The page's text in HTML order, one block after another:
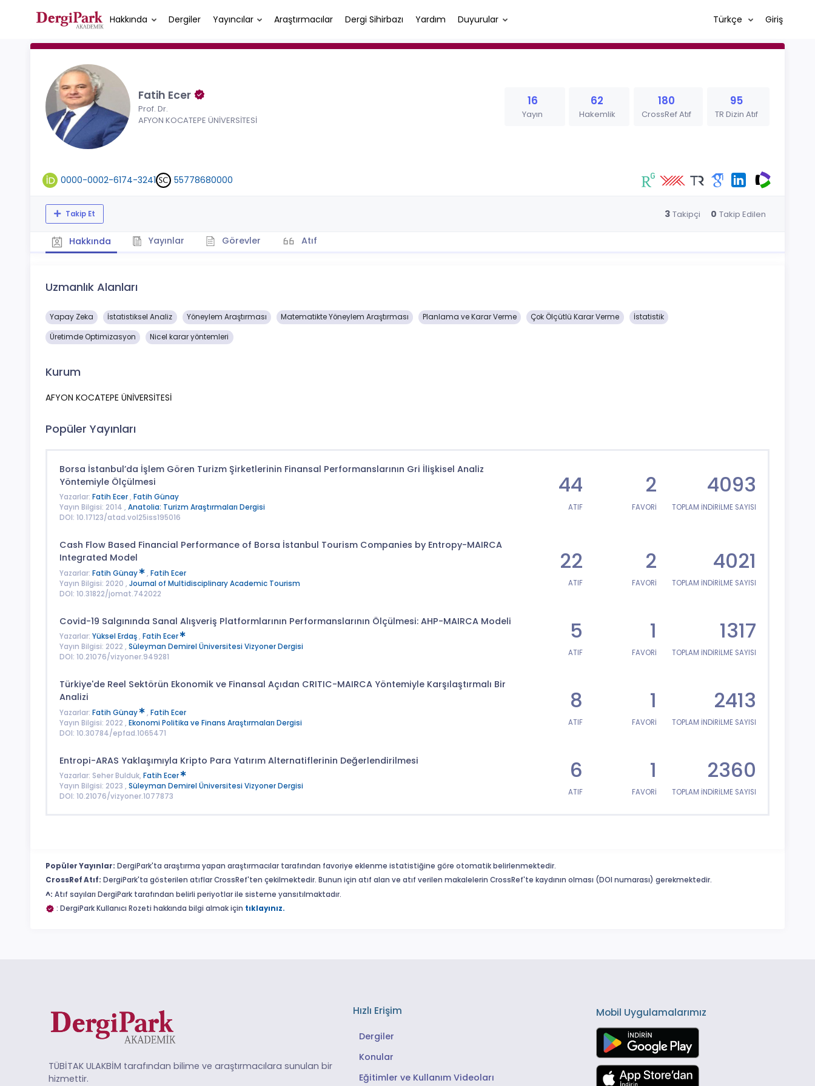
Hakkında Dergiler Yayıncılar Araştırmacılar Dergi Sihirbazı Yardım Duyurular Türkçe Giriş
Fatih Ecer
Prof. Dr.
AFYON KOCATEPE ÜNİVERSİTESİ
16
Yayın
62
Hakemlik
180
CrossRef Atıf
95
TR Dizin Atıf
0000-0002-6174-3241 55778680000
Takip Et 3 Takipçi 0 Takip Edilen
Hakkında Yayınlar Görevler Atıf
Uzmanlık Alanları
Yapay Zeka İstatistiksel Analiz Yöneylem Araştırması Matematikte Yöneylem Araştırması Planlama ve Karar Verme Çok Ölçütlü Karar Verme İstatistik
Üretimde Optimizasyon Nicel karar yöntemleri
Kurum
AFYON KOCATEPE ÜNİVERSİTESİ
Popüler Yayınları
Borsa İstanbul’da İşlem Gören Turizm Şirketlerinin Finansal Performanslarının Gri İlişkisel Analiz
Yöntemiyle Ölçülmesi
Yazarlar: Fatih Ecer, Fatih Günay
Yayın Bilgisi: 2014 , Anatolia: Turizm Araştırmaları Dergisi
DOI: 10.17123/atad.vol25iss195016
44
ATIF
2
FAVORİ
4093
TOPLAM İNDİRİLME SAYISI
Cash Flow Based Financial Performance of Borsa İstanbul Tourism Companies by Entropy-MAIRCA
Integrated Model
Yazarlar: Fatih Günay , Fatih Ecer
Yayın Bilgisi: 2020 , Journal of Multidisciplinary Academic Tourism
DOI: 10.31822/jomat.742022
22
ATIF
2
FAVORİ
4021
TOPLAM İNDİRİLME SAYISI
Covid-19 Salgınında Sanal Alışveriş Platformlarının Performanslarının Ölçülmesi: AHP-MAIRCA Modeli
Yazarlar: Yüksel Erdaş, Fatih Ecer
Yayın Bilgisi: 2022 , Süleyman Demirel Üniversitesi Vizyoner Dergisi
DOI: 10.21076/vizyoner.949281
5
ATIF
1
FAVORİ
1317
TOPLAM İNDİRİLME SAYISI
Türkiye'de Reel Sektörün Ekonomik ve Finansal Açıdan CRITIC-MAIRCA Yöntemiyle Karşılaştırmalı Bir
Analizi
Yazarlar: Fatih Günay , Fatih Ecer
Yayın Bilgisi: 2022 , Ekonomi Politika ve Finans Araştırmaları Dergisi
DOI: 10.30784/epfad.1065471
8
ATIF
1
FAVORİ
2413
TOPLAM İNDİRİLME SAYISI
Entropi-ARAS Yaklaşımıyla Kripto Para Yatırım Alternatiflerinin Değerlendirilmesi
Yazarlar: Seher Bulduk, Fatih Ecer
Yayın Bilgisi: 2023 , Süleyman Demirel Üniversitesi Vizyoner Dergisi
DOI: 10.21076/vizyoner.1077873
6
ATIF
1
FAVORİ
2360
TOPLAM İNDİRİLME SAYISI
Popüler Yayınlar: DergiPark'ta araştırma yapan araştırmacılar tarafından favoriye eklenme istatistiğine göre otomatik belirlenmektedir.
CrossRef Atıf: DergiPark'ta gösterilen atıflar CrossRef'ten çekilmektedir. Bunun için atıf alan ve atıf verilen makalelerin CrossRef'te kaydının olması (DOI numarası) gerekmektedir.
^: Atıf sayıları DergiPark tarafından belirli periyotlar ile sisteme yansıtılmaktadır.
: DergiPark Kullanıcı Rozeti hakkında bilgi almak için tıklayınız.
TÜBİTAK ULAKBİM tarafından bilime ve araştırmacılara sunulan bir
hizmettir.
Hızlı Erişim
Dergiler
Konular
Eğitimler ve Kullanım Videoları
Mobil Uygulamalarımız